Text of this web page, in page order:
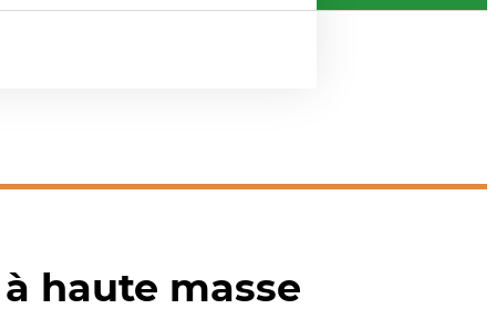
Ressources Contact
haute masse